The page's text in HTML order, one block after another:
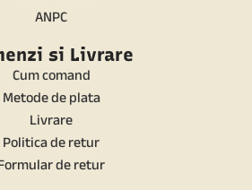
ANPC
si Livrare
Cum comand
Metode de plata
Livrare
Politica de retur
de retur